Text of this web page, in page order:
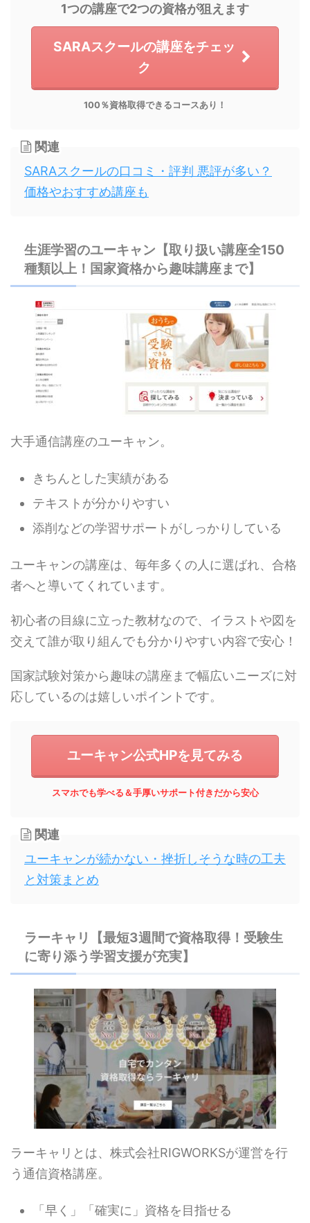
1つの講座で2つの資格が狙えます
SARAスクールの講座をチェッ
ク
100％資格取得できるコースあり！
関連
SARAスクールの口コミ・評判 悪評が多い？
価格やおすすめ講座も
生涯学習のユーキャン【取り扱い講座全150
種類以上！国家資格から趣味講座まで】
大手通信講座のユーキャン。
きちんとした実績がある
テキストが分かりやすい
添削などの学習サポートがしっかりしている
ユーキャンの講座は、毎年多くの人に選ばれ、合格
者へと導いてくれています。
初心者の目線に立った教材なので、イラストや図を
交えて誰が取り組んでも分かりやすい内容で安心！
国家試験対策から趣味の講座まで幅広いニーズに対
応しているのは嬉しいポイントです。
ユーキャン公式HPを見てみる
スマホでも学べる＆手厚いサポート付きだから安心
関連
ユーキャンが続かない・挫折しそうな時の工夫
と対策まとめ
ラーキャリ【最短3週間で資格取得！受験生
に寄り添う学習支援が充実】
ラーキャリとは、株式会社RIGWORKSが運営を行
う通信資格講座。
「早く」「確実に」資格を目指せる